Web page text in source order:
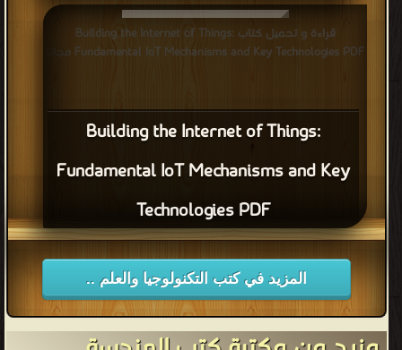
Building the Internet of Things:
Fundamental IoT Mechanisms and Key
Technologies PDF
قراءة و تحميل كتاب Building the Internet of Things:
Fundamental IoT Mechanisms and Key Technologies PDF مجانا
المزيد في كتب التكنولوجيا والعلم ..